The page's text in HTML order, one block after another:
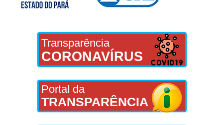
Transparência
CORONAVÍRUS
Portal da
TRANSPARÊNCIA